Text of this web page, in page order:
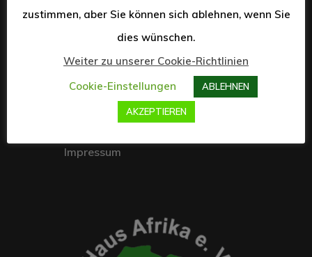
Navigationsmenü
Projekte & Angebote
Impressum
zustimmen, aber Sie können sich ablehnen, wenn Sie
dies wünschen.
Weiter zu unserer Cookie-Richtlinien
Cookie-Einstellungen
ABLEHNEN
AKZEPTIEREN